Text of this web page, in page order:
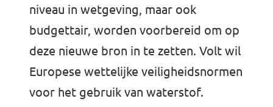
niveau in wetgeving, maar ook
budgettair, worden voorbereid om op
deze nieuwe bron in te zetten. Volt wil
Europese wettelijke veiligheidsnormen
voor het gebruik van waterstof.